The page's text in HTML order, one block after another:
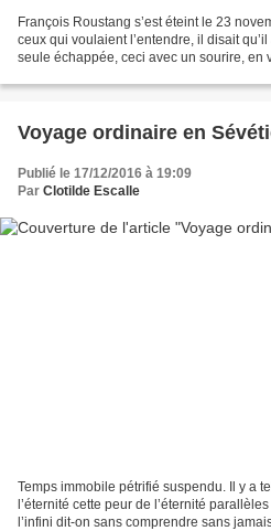
François Roustang s’est éteint le 23
ceux qui voulaient l’entendre, il disait
seule échappée, ceci avec un sourire, en
Voyage ordinaire en
Publié le 17/12/2016 à 19:09
Par Clotilde Escalle
Temps immobile pétrifié suspendu. Il y a
l’éternité cette peur de l’éternité
l’infini dit-on sans comprendre sans